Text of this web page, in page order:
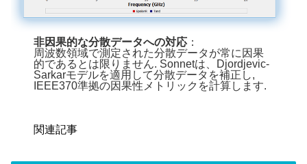
非因果的な分散データへの対応 ：
周波数領域で測定された分散データが常に因果
的であるとは限りません. Sonnetは、Djordjevic-
Sarkarモデルを適用して分散データを補正し,
IEEE370準拠の因果性メトリックを計算します.
関連記事